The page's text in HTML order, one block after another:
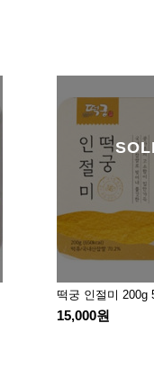
떡궁 인절미 200g
15,000원